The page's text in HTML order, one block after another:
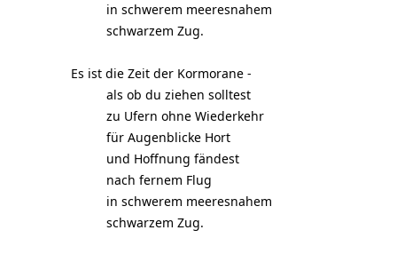
in schwerem meeresnahem
schwarzem Zug.
Es ist die Zeit der Kormorane -
als ob du ziehen solltest
zu Ufern ohne Wiederkehr
für Augenblicke Hort
und Hoffnung fändest
nach fernem Flug
in schwerem meeresnahem
schwarzem Zug.